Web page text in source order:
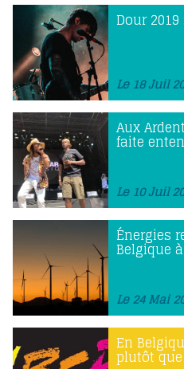
Dour
Le 18 Juil
Aux
faite
Le 10 Juil
Énergies
Belgique
Le 24 Mai
En
plutôt